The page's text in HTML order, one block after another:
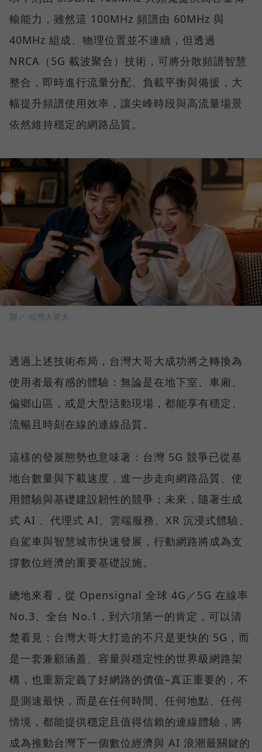
輸能力，雖然這 100MHz 頻譜由 60MHz 與
40MHz 組成、物理位置並不連續，但透過
NRCA（5G 載波聚合）技術，可將分散頻譜智慧
整合，即時進行流量分配、負載平衡與備援，大
幅提升頻譜使用效率，讓尖峰時段與高流量場景
依然維持穩定的網路品質。
圖／ 台灣大哥大
透過上述技術布局，台灣大哥大成功將之轉換為
使用者最有感的體驗：無論是在地下室、車廂、
偏鄉山區，或是大型活動現場，都能享有穩定、
流暢且時刻在線的連線品質。
這樣的發展態勢也意味著：台灣 5G 競爭已從基
地台數量與下載速度，進一步走向網路品質、使
用體驗與基礎建設韌性的競爭；未來，隨著生成
式 AI 、代理式 AI、雲端服務、XR 沉浸式體驗、
自駕車與智慧城市快速發展，行動網路將成為支
撐數位經濟的重要基礎設施。
總地來看，從 Opensignal 全球 4G／5G 在線率
No.3、全台 No.1，到六項第一的肯定，可以清
楚看見：台灣大哥大打造的不只是更快的 5G，而
是一套兼顧涵蓋、容量與穩定性的世界級網路架
構，也重新定義了好網路的價值–真正重要的，不
是測速最快，而是在任何時間、任何地點、任何
情境，都能提供穩定且值得信賴的連線體驗，將
成為推動台灣下一個數位經濟與 AI 浪潮最關鍵的